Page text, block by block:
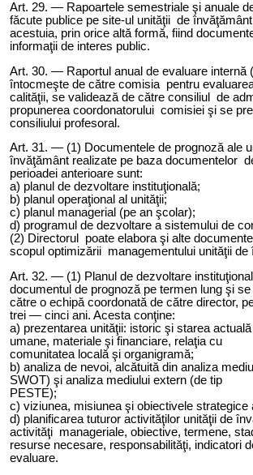
Art. 29. — Rapoartele semestriale şi anuale
făcute publice pe site-ul unităţii de
acestuia, prin orice altă formă, fiind
informaţii de interes public.
Art. 30. — Raportul anual de evaluare internă
întocmeşte de către comisia pentru
calităţii, se validează de către consiliul de
propunerea coordonatorului comisiei şi se
consiliului profesoral.
Art. 31. — (1) Documentele de prognoză ale
învăţământ realizate pe baza documentelor
perioadei anterioare sunt:
a) planul de dezvoltare instituţională;
b) planul operaţional al unităţii;
c) planul managerial (pe an şcolar);
d) programul de dezvoltare a sistemului de
(2) Directorul poate elabora şi alte
scopul optimizării managementului unităţii de
Art. 32. — (1) Planul de dezvoltare
documentul de prognoză pe termen lung şi
către o echipă coordonată de către director,
trei — cinci ani. Acesta conţine:
a) prezentarea unităţii: istoric şi starea
umane, materiale şi financiare, relaţia cu
comunitatea locală şi organigramă;
b) analiza de nevoi, alcătuită din analiza
SWOT) şi analiza mediului extern (de tip
PESTE);
c) viziunea, misiunea şi obiectivele strategice
d) planificarea tuturor activităţilor unităţii de
activităţi manageriale, obiective, termene,
resurse necesare, responsabilităţi, indicatori
evaluare.